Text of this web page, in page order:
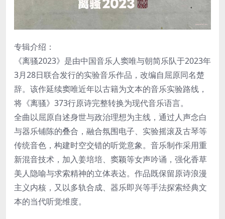
专辑介绍：
《离骚2023》是由中国音乐人窦唯与朝简乐队于2023年
3月28日联合发行的实验音乐作品，改编自屈原同名楚
辞。该作延续窦唯近年以古籍为文本的音乐实验路线，
将《离骚》373行原诗完整转换为现代音乐语言。
全曲以屈原自述身世与政治理想为主线，通过人声念白
与器乐铺陈的叠合，融合氛围电子、实验摇滚及古琴等
传统音色，构建时空交错的听觉意象。音乐制作采用重
新混音技术，加入姜培培、窦颖等女声吟诵，强化香草
美人隐喻与求索精神的立体表达。作品既保留原诗浪漫
主义内核，又以多轨合成、器乐即兴等手法探索经典文
本的当代听觉维度。